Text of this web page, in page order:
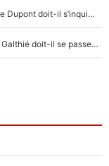
«Le XV de France est meilleur avec Lucu» : Antoine Dupont doit-il s’inquiéter pour sa place ?
Le XV de France a trouvé son remplaçant : Fabien Galthié doit-il se passer d'Antoine Dupont ?